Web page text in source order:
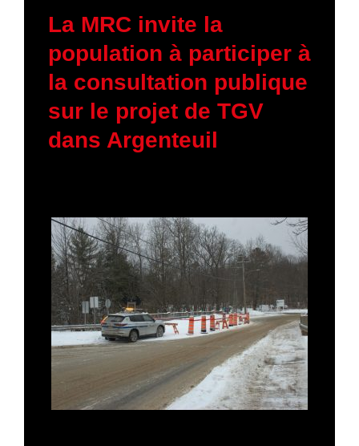
La MRC invite la
population à participer à
la consultation publique
sur le projet de TGV
dans Argenteuil